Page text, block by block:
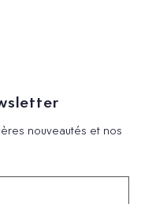
nouveautés et nos